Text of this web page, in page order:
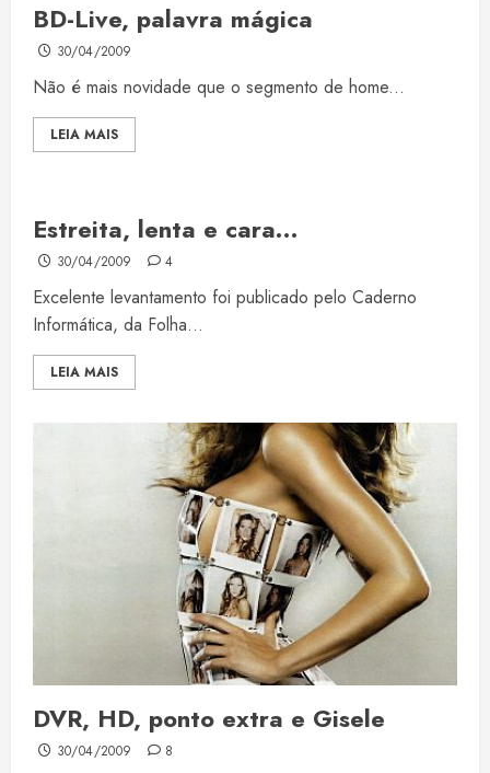
BD-Live, palavra mágica
30/04/2009
Não é mais novidade que o segmento de home...
LEIA MAIS
Estreita, lenta e cara…
30/04/2009 4
Excelente levantamento foi publicado pelo Caderno
Informática, da Folha...
LEIA MAIS
DVR, HD, ponto extra e Gisele
30/04/2009 8